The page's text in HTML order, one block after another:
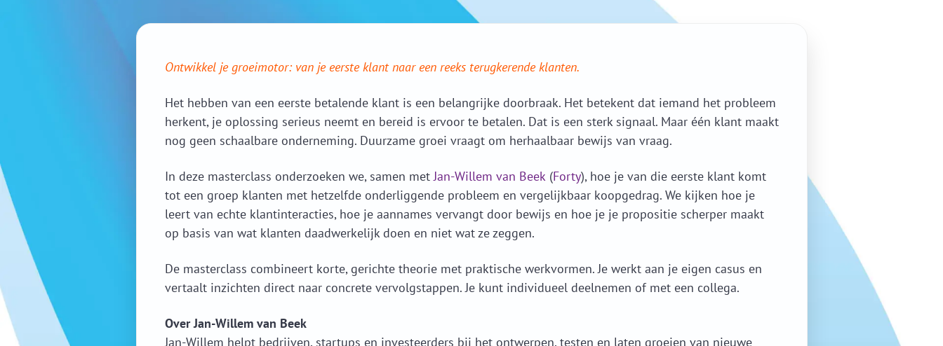
Ontwikkel je groeimotor: van je eerste klant naar een reeks terugkerende klanten.
Het hebben van een eerste betalende klant is een belangrijke doorbraak. Het betekent dat iemand het probleem
herkent, je oplossing serieus neemt en bereid is ervoor te betalen. Dat is een sterk signaal. Maar één klant maakt
nog geen schaalbare onderneming. Duurzame groei vraagt om herhaalbaar bewijs van vraag.
In deze masterclass onderzoeken we, samen metJan-Willem van Beek(Forty), hoe je van die eerste klant komt
tot een groep klanten met hetzelfde onderliggende probleem en vergelijkbaar koopgedrag. We kijken hoe je
leert van echte klantinteracties, hoe je aannames vervangt door bewijs en hoe je je propositie scherper maakt
op basis van wat klanten daadwerkelijk doen en niet wat ze zeggen.
De masterclass combineert korte, gerichte theorie met praktische werkvormen. Je werkt aan je eigen casus en
vertaalt inzichten direct naar concrete vervolgstappen. Je kunt individueel deelnemen of met een collega.
Over Jan-Willem van Beek
Jan-Willem helpt bedrijven, startups en investeerders bij het ontwerpen, testen en laten groeien van nieuwe